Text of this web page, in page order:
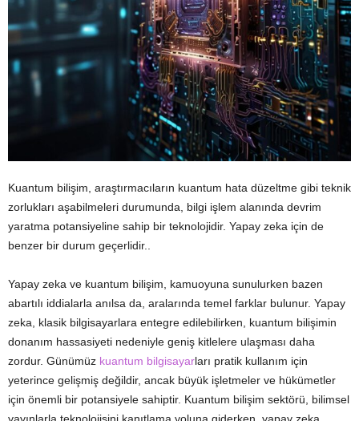
Kuantum bilişim, araştırmacıların kuantum hata düzeltme gibi teknik
zorlukları aşabilmeleri durumunda, bilgi işlem alanında devrim
yaratma potansiyeline sahip bir teknolojidir. Yapay zeka için de
benzer bir durum geçerlidir..
Yapay zeka ve kuantum bilişim, kamuoyuna sunulurken bazen
abartılı iddialarla anılsa da, aralarında temel farklar bulunur. Yapay
zeka, klasik bilgisayarlara entegre edilebilirken, kuantum bilişimin
donanım hassasiyeti nedeniyle geniş kitlelere ulaşması daha
zordur. Günümüz kuantum bilgisayarları pratik kullanım için
yeterince gelişmiş değildir, ancak büyük işletmeler ve hükümetler
için önemli bir potansiyele sahiptir. Kuantum bilişim sektörü, bilimsel